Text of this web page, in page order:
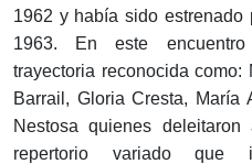
1962 y había sido estrenado
1963. En este
trayectoria reconocida
Barrail, Gloria Cresta, María
Nestosa quienes
repertorio variado que